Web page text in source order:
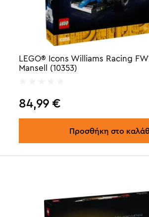
LEGO® Icons Williams Racing
Mansell (10353)
84,99 €
Προσθήκη στο